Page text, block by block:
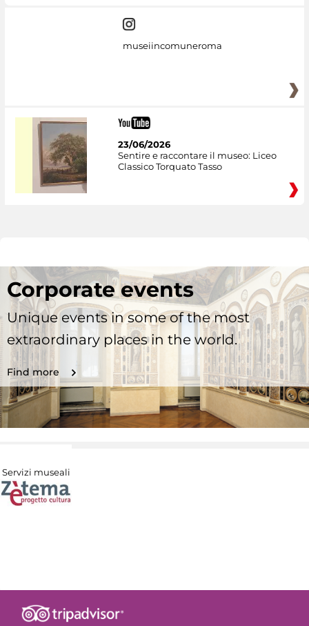
museiincomuneroma
23/06/2026
Sentire e raccontare il museo: Liceo
Classico Torquato Tasso
Corporate events
Unique events in some of the most
extraordinary places in the world.
Find more
Servizi museali